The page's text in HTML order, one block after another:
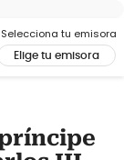
Selecciona tu emisora
Elige tu emisora